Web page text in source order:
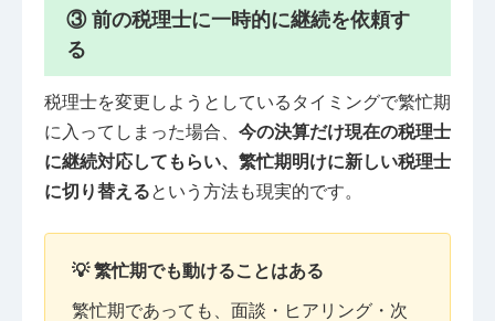
③ 前の税理士に一時的に継続を依頼す
る
税理士を変更しようとしているタイミングで繁忙期
に入ってしまった場合、 今の決算だけ現在の税理士
に継続対応してもらい、繁忙期明けに新しい税理士
に切り替えるという方法も現実的です。
💡 繁忙期でも動けることはある
繁忙期であっても、面談・ヒアリング・次